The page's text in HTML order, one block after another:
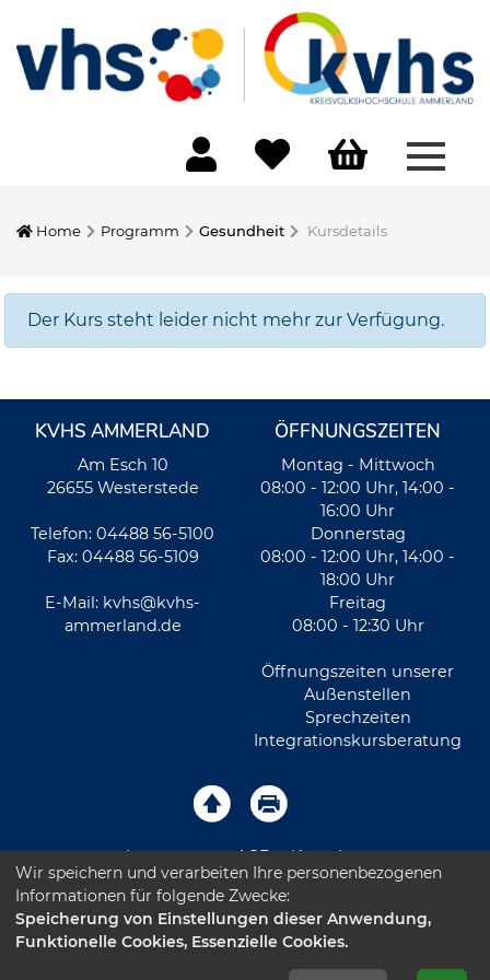
Home Programm Gesundheit Kursdetails
Der Kurs steht leider nicht mehr zur Verfügung.
KVHS AMMERLAND
Am Esch 10
26655 Westerstede
Telefon: 04488 56-5100
Fax: 04488 56-5109
E-Mail: kvhs@kvhs-
ammerland.de
ÖFFNUNGSZEITEN
Montag - Mittwoch
08:00 - 12:00 Uhr, 14:00 -
16:00 Uhr
Donnerstag
08:00 - 12:00 Uhr, 14:00 -
18:00 Uhr
Freitag
08:00 - 12:30 Uhr
Öffnungszeiten unserer
Außenstellen
Sprechzeiten
Integrationskursberatung
Impressum AGB Kontakt
Sitemap Datenschutz Leichte Sprache
Barrierefreiheitserklärung
Wir speichern und verarbeiten Ihre personenbezogenen
Informationen für folgende Zwecke:
Speicherung von Einstellungen dieser Anwendung,
Funktionelle Cookies, Essenzielle Cookies.